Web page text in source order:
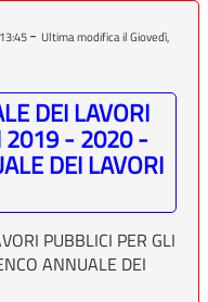
- Ultima modifica il Giovedì,
DEI LAVORI
2019 - 2020 -
DEI LAVORI
PUBBLICI PER GLI
ANNUALE DEI